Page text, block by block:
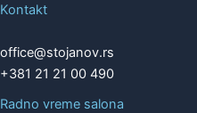
Kontakt
office@stojanov.rs
+381 21 21 00 490
Radno vreme salona